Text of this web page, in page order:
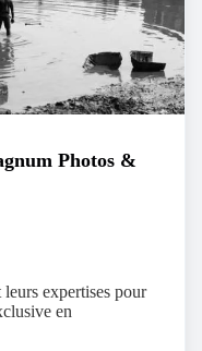
Photos &
expertises pour
en